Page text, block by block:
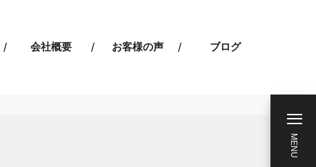
会社概要 お客様の声 ブログ
MENU